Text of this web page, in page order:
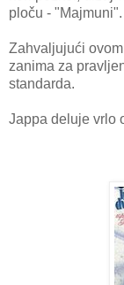
ploču - "Majmuni".
Zahvaljujući
zanima za
standarda.
Jappa deluje vrlo